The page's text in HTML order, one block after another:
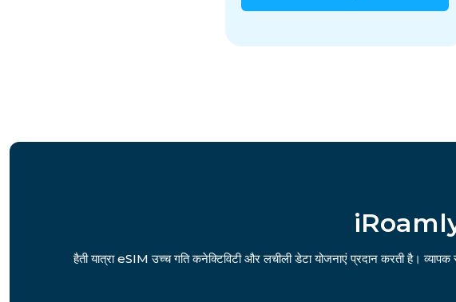
iRoamly
हैती यात्रा eSIM उच्च गति कनेक्टिविटी और लचीली डेटा योजनाएं प्रदान करती है।